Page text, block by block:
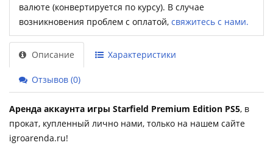
валюте (конвертируется по курсу). В случае
возникновения проблем с оплатой, свяжитесь с нами.
Описание Характеристики
Отзывов (0)
Аренда аккаунта игры Starfield Premium Edition PS5, в
прокат, купленный лично нами, только на нашем сайте
igroarenda.ru!